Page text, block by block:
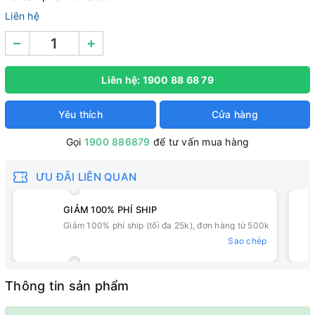
Liên hệ
– +
Liên hệ: 1900 88 68 79
Yêu thích Cửa hàng
Gọi 1900 886879 để tư vấn mua hàng
ƯU ĐÃI LIÊN QUAN
GIẢM 100% PHÍ SHIP
Giảm 100% phí ship (tối đa 25k), đơn hàng từ 500k
Sao chép
Thông tin sản phẩm